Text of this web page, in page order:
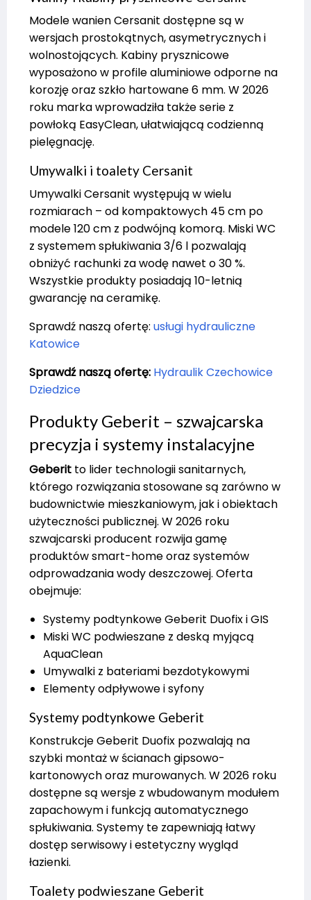
Modele wanien Cersanit dostępne są w
wersjach prostokątnych, asymetrycznych i
wolnostojących. Kabiny prysznicowe
wyposażono w profile aluminiowe odporne na
korozję oraz szkło hartowane 6 mm. W 2026
roku marka wprowadziła także serie z
powłoką EasyClean, ułatwiającą codzienną
pielęgnację.
Umywalki i toalety Cersanit
Umywalki Cersanit występują w wielu
rozmiarach – od kompaktowych 45 cm po
modele 120 cm z podwójną komorą. Miski WC
z systemem spłukiwania 3/6 l pozwalają
obniżyć rachunki za wodę nawet o 30 %.
Wszystkie produkty posiadają 10-letnią
gwarancję na ceramikę.
Sprawdź naszą ofertę: usługi hydrauliczne
Katowice
Sprawdź naszą ofertę: Hydraulik Czechowice
Dziedzice
Produkty Geberit – szwajcarska
precyzja i systemy instalacyjne
Geberit to lider technologii sanitarnych,
którego rozwiązania stosowane są zarówno w
budownictwie mieszkaniowym, jak i obiektach
użyteczności publicznej. W 2026 roku
szwajcarski producent rozwija gamę
produktów smart-home oraz systemów
odprowadzania wody deszczowej. Oferta
obejmuje:
Systemy podtynkowe Geberit Duofix i GIS
Miski WC podwieszane z deską myjącą
AquaClean
Umywalki z bateriami bezdotykowymi
Elementy odpływowe i syfony
Systemy podtynkowe Geberit
Konstrukcje Geberit Duofix pozwalają na
szybki montaż w ścianach gipsowo-
kartonowych oraz murowanych. W 2026 roku
dostępne są wersje z wbudowanym modułem
zapachowym i funkcją automatycznego
spłukiwania. Systemy te zapewniają łatwy
dostęp serwisowy i estetyczny wygląd
łazienki.
Toalety podwieszane Geberit